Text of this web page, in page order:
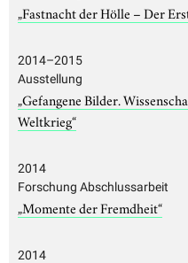
„Fastnacht der Hölle – Der
2014–2015
Ausstellung
„Gefangene Bilder.
Weltkrieg“
2014
Forschung Abschlussarbeit
„Momente der Fremdheit“
2014